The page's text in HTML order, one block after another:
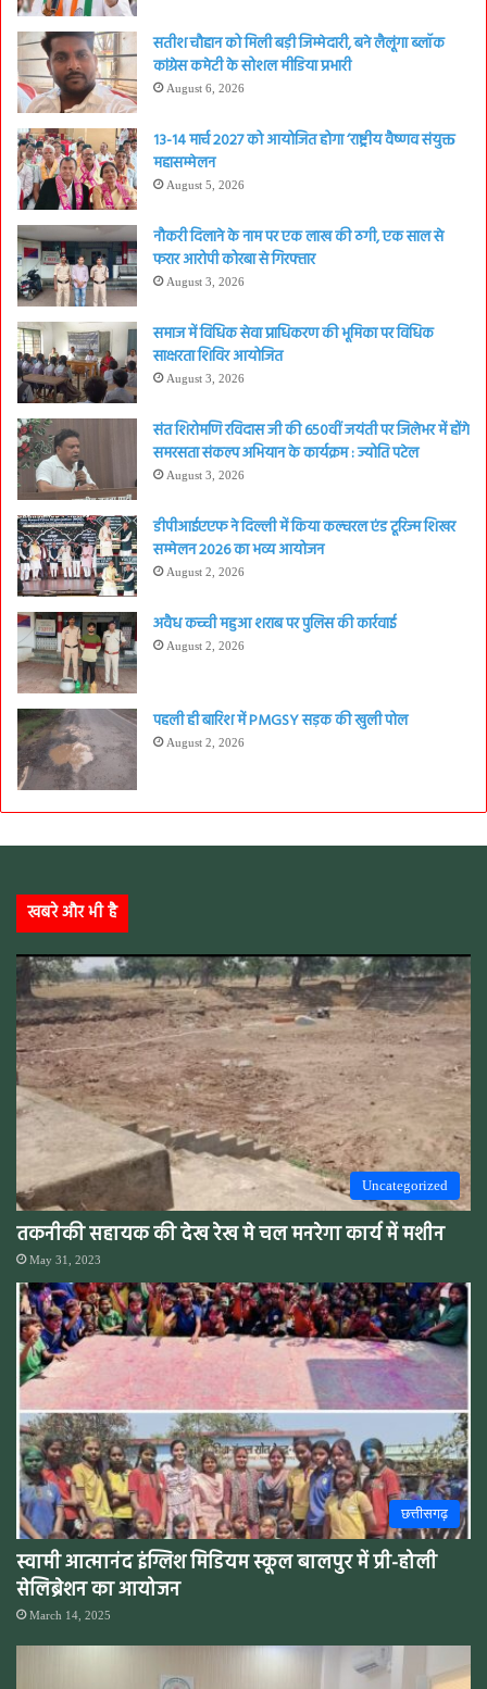
सतीश चौहान को मिली बड़ी जिम्मेदारी, बने लैलूंगा ब्लॉक
कांग्रेस कमेटी के सोशल मीडिया प्रभारी
August 6, 2026
13-14 मार्च 2027 को आयोजित होगा ‘राष्ट्रीय वैष्णव संयुक्त
महासम्मेलन
August 5, 2026
नौकरी दिलाने के नाम पर एक लाख की ठगी, एक साल से
फरार आरोपी कोरबा से गिरफ्तार
August 3, 2026
समाज में विधिक सेवा प्राधिकरण की भूमिका पर विधिक
साक्षरता शिविर आयोजित
August 3, 2026
संत शिरोमणि रविदास जी की 650वीं जयंती पर जिलेभर में होंगे
समरसता संकल्प अभियान के कार्यक्रम : ज्योति पटेल
August 3, 2026
डीपीआईएएफ ने दिल्ली में किया कल्चरल एंड टूरिज्म शिखर
सम्मेलन 2026 का भव्य आयोजन
August 2, 2026
अवैध कच्ची महुआ शराब पर पुलिस की कार्रवाई
August 2, 2026
पहली ही बारिश में PMGSY सड़क की खुली पोल
August 2, 2026
खबरे और भी है
Uncategorized
तकनीकी सहायक की देख रेख मे चल मनरेगा कार्य में मशीन
May 31, 2023
छत्तीसगढ़
स्वामी आत्मानंद इंग्लिश मिडियम स्कूल बालपुर में प्री-होली
सेलिब्रेशन का आयोजन
March 14, 2025